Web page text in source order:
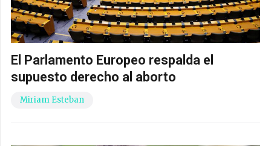
El Parlamento Europeo respalda el
supuesto derecho al aborto
Miriam Esteban